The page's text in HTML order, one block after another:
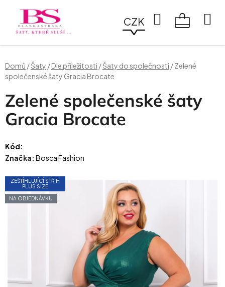
obsah
CZK
Hledat
Domů /Šaty /Dle příležitosti /Šaty do společnosti /Zelené
společenské šaty Gracia Brocate
Zelené společenské šaty
Gracia Brocate
Kód:
Značka: Bosca Fashion
ZEŠTÍHLUJÍCÍ STŘIH
PLUS SIZE
NA OBJEDNÁVKU